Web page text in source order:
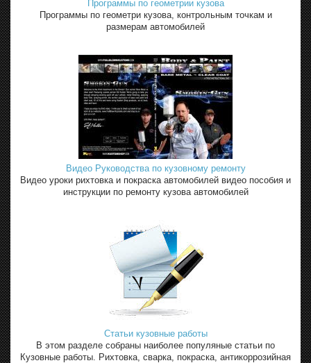
Программы по геометрии кузова
Программы по геометри кузова, контрольным точкам и
размерам автомобилей
Видео Руководства по кузовному ремонту
Видео уроки рихтовка и покраска автомобилей видео пособия и
инструкции по ремонту кузова автомобилей
Статьи кузовные работы
В этом разделе собраны наиболее популяные статьи по
Кузовные работы. Рихтовка, сварка, покраска, антикоррозийная